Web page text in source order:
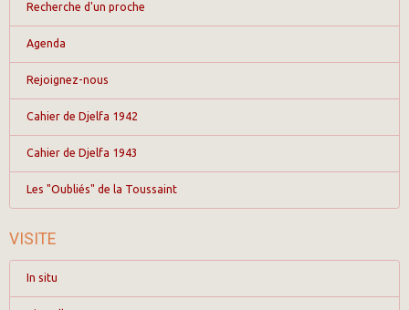
Recherche d'un proche
Agenda
Rejoignez-nous
Cahier de Djelfa 1942
Cahier de Djelfa 1943
Les "Oubliés" de la Toussaint
VISITE
In situ